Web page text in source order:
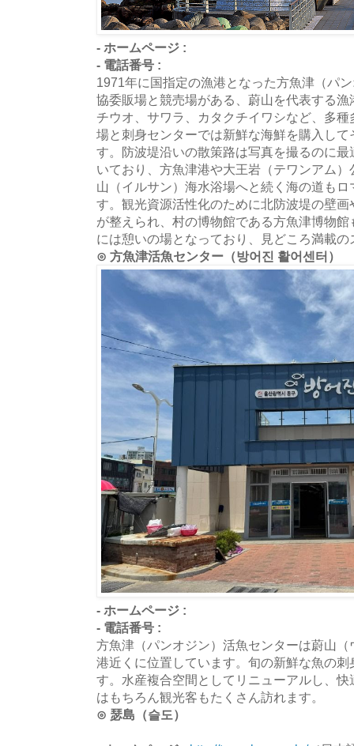
- ホームページ :
- 電話番号 :
1971年に国指定の漁港となった方魚津（パ
協委販場と競売場がある、蔚山を代表する
チウオ、サワラ、カタクチイワシなど、多
場と刺身センターでは新鮮な海鮮を購入し
す。防波堤沿いの散策路は写真を撮るのに
いており、方魚津港や大王岩（テワンアム
山（イルサン）海水浴場へと続く海の道も
す。観光資源活性化のために北防波堤の壁
が整えられ、村の博物館である方魚津博物
には憩いの場となっており、見どころ満載の
⊙ 方魚津活魚センター（방어진 활어센터）
- ホームページ :
- 電話番号 :
方魚津（パンオジン）活魚センターは蔚山
港近くに位置しています。旬の新鮮な魚の
す。水産複合空間としてリニューアルし、
はもちろん観光客もたくさん訪れます。
⊙ 瑟島（슬도）